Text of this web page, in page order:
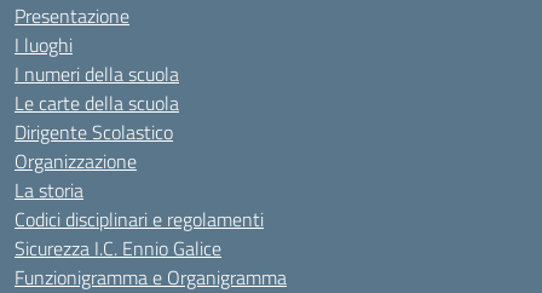
Presentazione
I luoghi
I numeri della scuola
Le carte della scuola
Dirigente Scolastico
Organizzazione
La storia
Codici disciplinari e regolamenti
Sicurezza I.C. Ennio Galice
Funzionigramma e Organigramma